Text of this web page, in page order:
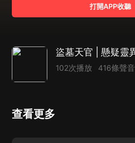
打開APP收聽
102次播放 416條聲音
查看更多